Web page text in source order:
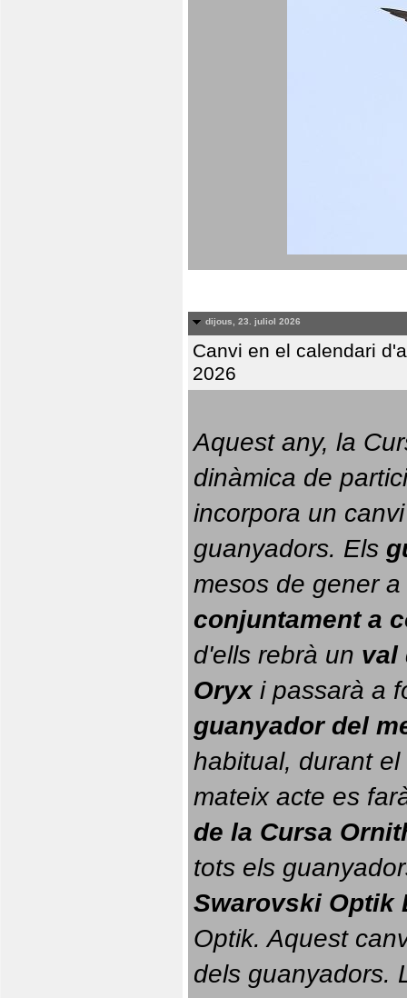
dijous, 23. juliol 2026
Canvi en el calendari
2026
Aquest any, la
dinàmica de
incorpora un
guanyadors. Els
conjuntament a
d'ells rebrà un val
Oryx i passarà a
guanyador del
habitual, durant el
mateix acte es
de la Cursa
tots els
Swarovski Optik
Optik. Aquest
dels guanyadors.